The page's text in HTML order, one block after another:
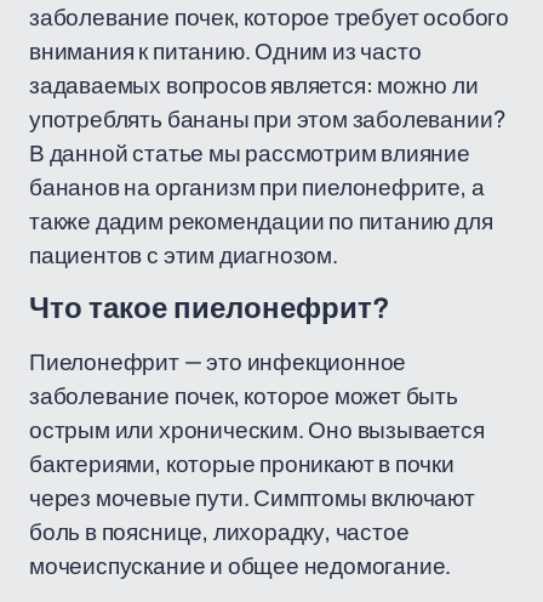
заболевание почек, которое требует особого
внимания к питанию. Одним из часто
задаваемых вопросов является: можно ли
употреблять бананы при этом заболевании?
В данной статье мы рассмотрим влияние
бананов на организм при пиелонефрите, а
также дадим рекомендации по питанию для
пациентов с этим диагнозом.
Что такое пиелонефрит?
Пиелонефрит — это инфекционное
заболевание почек, которое может быть
острым или хроническим. Оно вызывается
бактериями, которые проникают в почки
через мочевые пути. Симптомы включают
боль в пояснице, лихорадку, частое
мочеиспускание и общее недомогание.